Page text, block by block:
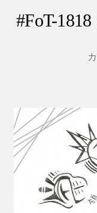
ニ
片
た
ち
#FoT-1818